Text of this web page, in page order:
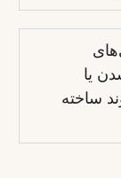
یا
ساخته